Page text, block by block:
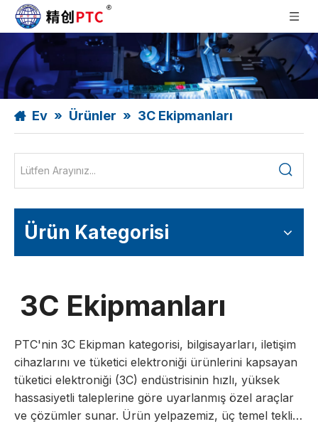
Ev » Ürünler » 3C Ekipmanları
Ürün Kategorisi
3C Ekipmanları
PTC'nin 3C Ekipman kategorisi, bilgisayarları, iletişim
cihazlarını ve tüketici elektroniği ürünlerini kapsayan
tüketici elektroniği (3C) endüstrisinin hızlı, yüksek
hassasiyetli taleplerine göre uyarlanmış özel araçlar
ve çözümler sunar. Ürün yelpazemiz, üç temel teklife